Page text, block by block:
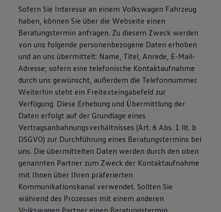
Sofern Sie Interesse an einem Volkswagen Fahrzeug
haben, können Sie über die Webseite einen
Beratungstermin anfragen. Zu diesem Zweck werden
von uns folgende personenbezogene Daten erhoben
und an uns übermittelt: Name, Titel, Anrede, E-Mail-
Adresse; sofern eine telefonische Kontaktaufnahme
durch uns gewünscht, außerdem die Telefonnummer.
Weiterhin steht ein Freitexteingabefeld zur
Verfügung. Diese Erhebung und Übermittlung der
Daten erfolgt auf der Grundlage eines
Vertragsanbahnungsverhältnisses (Art. 6 Abs. 1 lit. b
DSGVO) zur Durchführung eines Beratungstermins bei
uns. Die übermittelten Daten werden durch den oben
genannten Partner zum Zweck der Kontaktaufnahme
mit Ihnen über Ihren präferierten
Kommunikationskanal verwendet. Sollten Sie
während des Prozesses mit einem anderen
Volkswagen Partner einen Beratungstermin